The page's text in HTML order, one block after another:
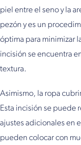
piel entre el seno y la
pezón y es un
óptima para minimizar
incisión se encuentra
textura.
Asimismo, la ropa
Esta incisión se puede
ajustes adicionales en
pueden colocar con